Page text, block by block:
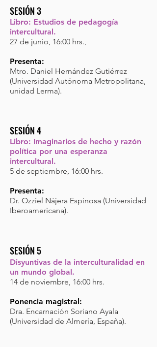
SESIÓN 3
Libro: Estudios de pedagogía
intercultural.
27 de junio, 16:00 hrs.,
Presenta:
Mtro. Daniel Hernández Gutiérrez
(Universidad Autónoma Metropolitana,
unidad Lerma).
SESIÓN 4
Libro: Imaginarios de hecho y razón
política por una esperanza
intercultural.
5 de septiembre, 16:00 hrs.
Presenta:
Dr. Ozziel Nájera Espinosa (Universidad
Iberoamericana).
SESIÓN 5
Disyuntivas de la interculturalidad en
un mundo global.
14 de noviembre, 16:00 hrs.
Ponencia magistral:
Dra. Encarnación Soriano Ayala
(Universidad de Almería, España).